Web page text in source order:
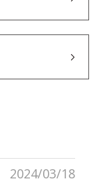
2024/03/18